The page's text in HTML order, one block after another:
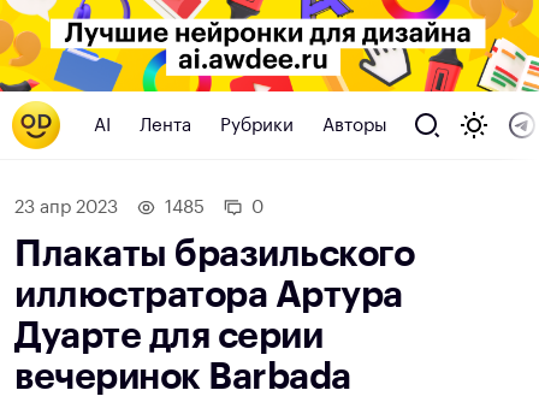
AI Лента Рубрики Авторы
23 апр 2023 1485 0
Плакаты бразильского
иллюстратора Артура
Дуарте для серии
вечеринок Barbada